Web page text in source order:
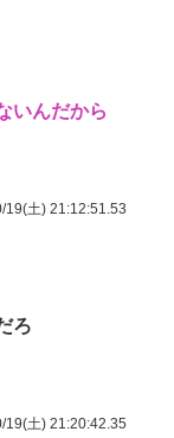
いんだから
19(土) 21:12:51.53
ろ
19(土) 21:20:42.35